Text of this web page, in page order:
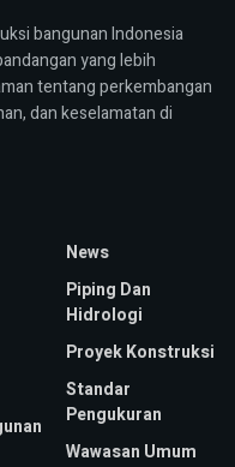
bangunan Indonesia
yang lebih
tentang perkembangan
dan keselamatan di
News
Piping Dan
Hidrologi
Proyek Konstruksi
Standar
Pengukuran
Wawasan Umum